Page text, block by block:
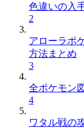
色違いの入
2
アローラポ
方法まとめ
3
全ポケモン
4
ワタル戦の